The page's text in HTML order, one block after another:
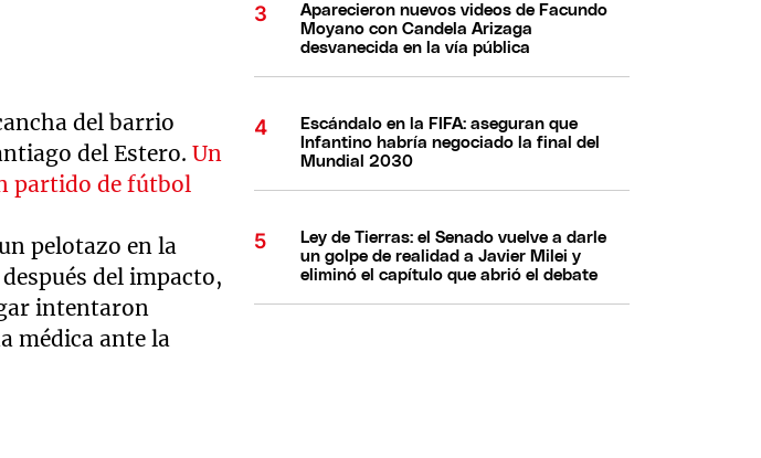
del barrio
del Estero.Un
partido de fútbol
pelotazo en la
del impacto,
intentaron
médica ante la
Aparecieron nuevos videos de Facundo
Moyano con Candela Arizaga
desvanecida en la vía pública
Escándalo en la FIFA: aseguran que
Infantino habría negociado la final del
Mundial 2030
Ley de Tierras: el Senado vuelve a darle
un golpe de realidad a Javier Milei y
eliminó el capítulo que abrió el debate